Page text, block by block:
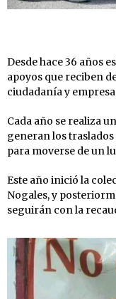
Desde hace 36 años
apoyos que reciben
ciudadanía y
Cada año se realiza
generan los
para moverse de un
Este año inició la
Nogales, y
seguirán con la